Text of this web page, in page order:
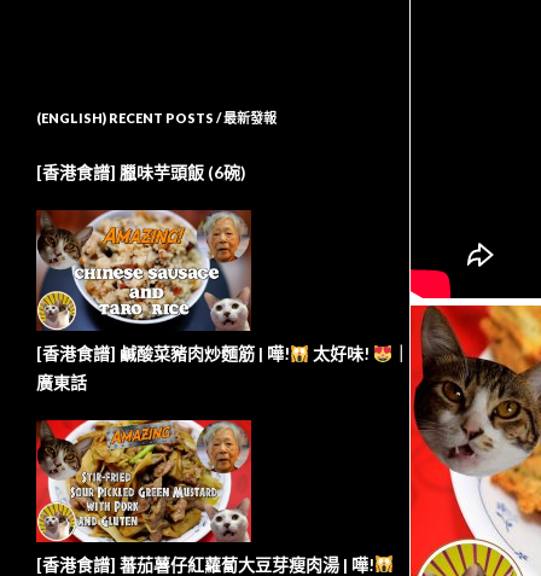
(ENGLISH) RECENT POSTS / 最新發報
[香港食譜] 臘味芋頭飯 (6碗)
[香港食譜] 鹹酸菜豬肉炒麵筋 | 嘩! 太好味!
廣東話
[香港食譜] 蕃茄薯仔紅蘿蔔大豆芽瘦肉湯 | 嘩!